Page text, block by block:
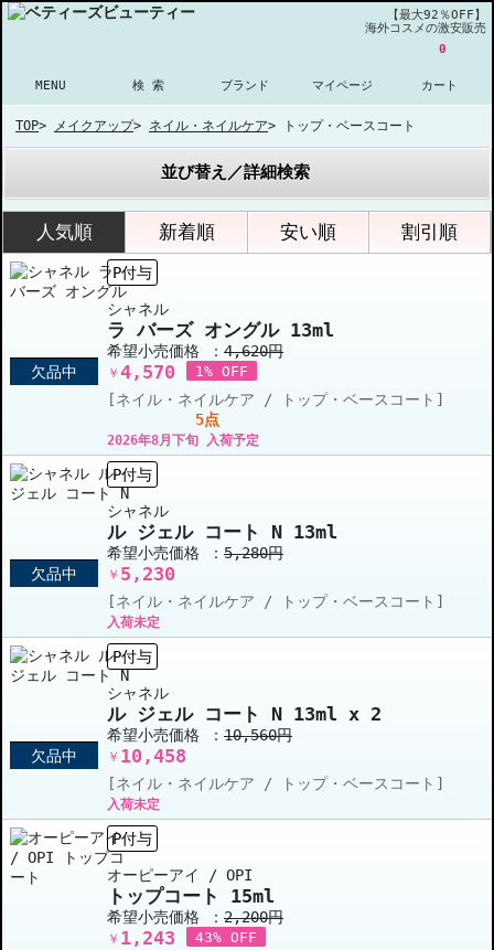
【最大92％OFF】
海外コスメの激安販売
MENU 検 索 ブランド マイページ
0
カート
TOP> メイクアップ> ネイル・ネイルケア> トップ・ベースコート
並び替え／詳細検索
人気順 新着順 安い順 割引順
欠品中
P付与
シャネル
ラ バーズ オングル 13ml
希望小売価格 ： 4,620円
￥ 4,570 1% OFF
[ネイル・ネイルケア / トップ・ベースコート]
5点
2026年8月下旬 入荷予定
欠品中
P付与
シャネル
ル ジェル コート N 13ml
希望小売価格 ： 5,280円
￥ 5,230
[ネイル・ネイルケア / トップ・ベースコート]
入荷未定
欠品中
P付与
シャネル
ル ジェル コート N 13ml x 2
希望小売価格 ： 10,560円
￥ 10,458
[ネイル・ネイルケア / トップ・ベースコート]
入荷未定
P付与
オーピーアイ / OPI
トップコート 15ml
希望小売価格 ： 2,200円
￥ 1,243 43% OFF